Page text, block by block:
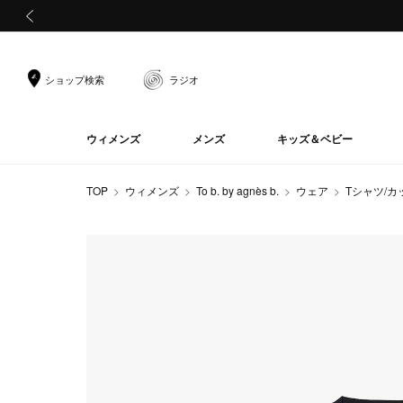
ショップ検索 ラジオ
ウィメンズ メンズ キッズ＆ベビー
TOP ウィメンズ To b. by agnès b. ウェア Tシャツ/カ